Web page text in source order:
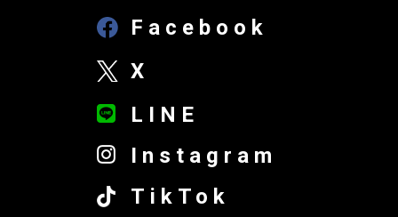
Facebook
X
LINE
Instagram
TikTok